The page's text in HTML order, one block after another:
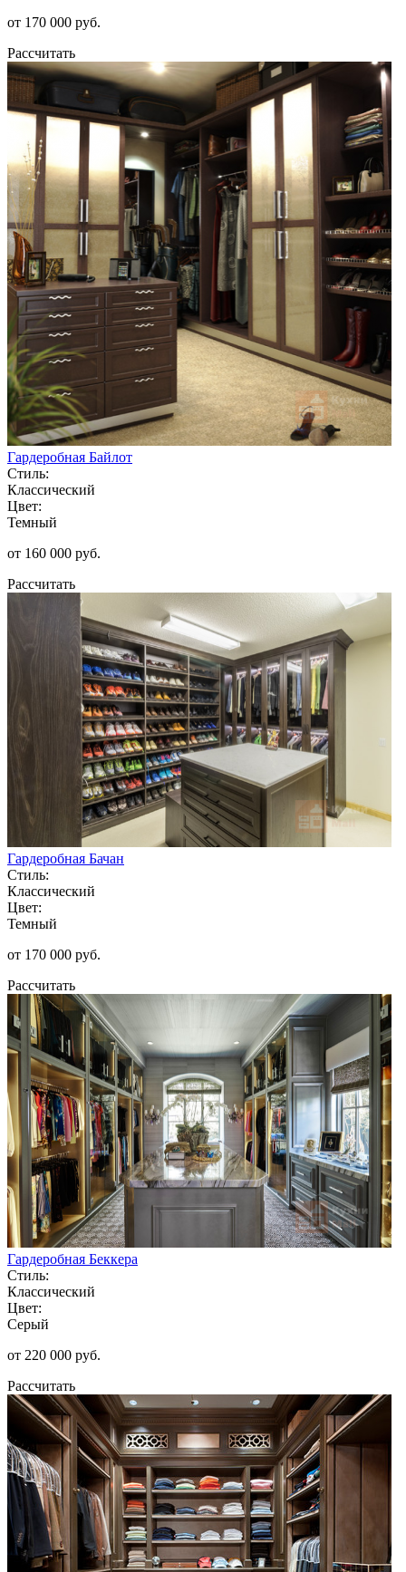
от 170 000 руб.
Рассчитать
Гардеробная Байлот
Стиль:
Классический
Цвет:
Темный
от 160 000 руб.
Рассчитать
Гардеробная Бачан
Стиль:
Классический
Цвет:
Темный
от 170 000 руб.
Рассчитать
Гардеробная Беккера
Стиль:
Классический
Цвет:
Серый
от 220 000 руб.
Рассчитать